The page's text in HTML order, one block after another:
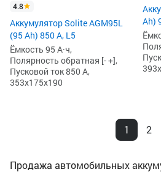
4.8
Аккумулятор Solite AGM95L
(95 Ah) 850 А, L5
Ёмкость 95 А·ч,
Полярность обратная [- +],
Пусковой ток 850 А,
353x175x190
Ah)
1 2
Продажа автомобильных